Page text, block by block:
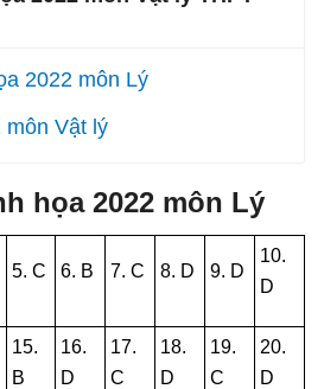
2022 môn Lý
Vật lý
họa 2022 môn Lý
5. C 6. B 7. C 8. D 9. D
10.
D
15.
B
16.
D
17.
C
18.
D
19.
C
20.
D